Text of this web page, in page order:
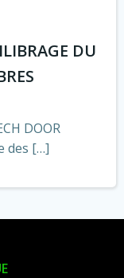
DU
DOOR
des […]